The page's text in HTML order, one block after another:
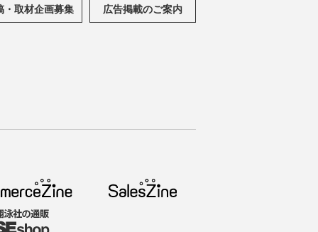
・取材企画募集 広告掲載のご案内